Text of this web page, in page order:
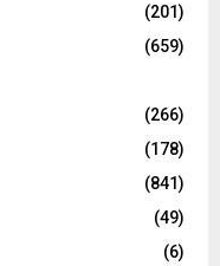
(201)
(659)
(266)
(178)
(841)
(49)
(6)